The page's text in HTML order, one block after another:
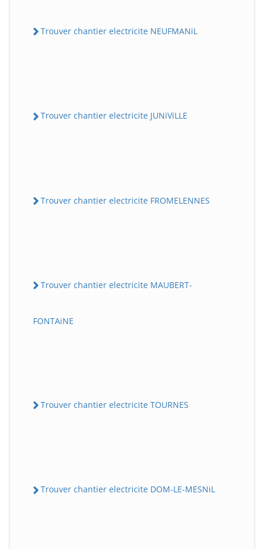
Trouver chantier electricite NEUFMANiL
Trouver chantier electricite JUNiViLLE
Trouver chantier electricite FROMELENNES
Trouver chantier electricite MAUBERT-
FONTAiNE
Trouver chantier electricite TOURNES
Trouver chantier electricite DOM-LE-MESNiL